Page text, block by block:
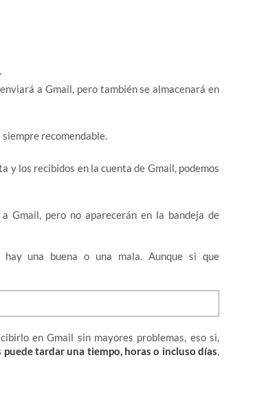
a Gmail, pero también se almacenará en
recomendable.
y los recibidos en la cuenta de Gmail, podemos
Gmail, pero no aparecerán en la bandeja de
hay una buena o una mala. Aunque si que
en Gmail sin mayores problemas, eso si,
tardar una tiempo, horas o incluso días